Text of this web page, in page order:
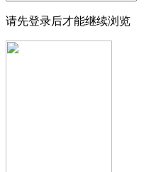
请先登录后才能继续浏览